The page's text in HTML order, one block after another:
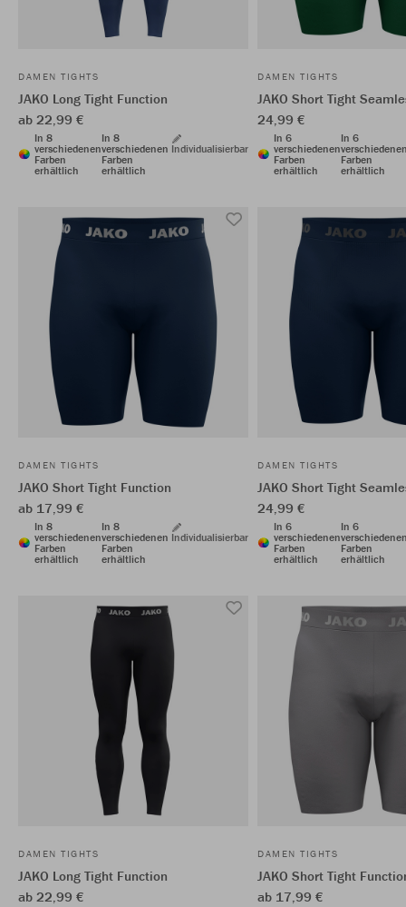
DAMEN TIGHTS
JAKO Long Tight Function
ab 22,99 €
In 8
verschiedenen
Farben
erhältlich
In 8
verschiedenen
Farben
erhältlich
Individualisierbar
DAMEN TIGHTS
JAKO Short Tight
24,99 €
In 6
verschiedenen
Farben
erhältlich
In 6
Farben
erhältlich
DAMEN TIGHTS
JAKO Short Tight Function
ab 17,99 €
In 8
verschiedenen
Farben
erhältlich
In 8
verschiedenen
Farben
erhältlich
Individualisierbar
DAMEN TIGHTS
JAKO Short Tight
24,99 €
In 6
verschiedenen
Farben
erhältlich
In 6
Farben
erhältlich
DAMEN TIGHTS
JAKO Long Tight Function
ab 22,99 €
DAMEN TIGHTS
JAKO Short Tight
ab 17,99 €